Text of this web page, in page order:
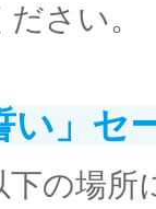
さい。
い」
の場所